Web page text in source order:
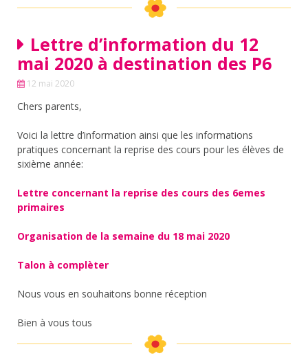
Lettre d’information du 12
mai 2020 à destination des P6
12 mai 2020
Chers parents,
Voici la lettre d’information ainsi que les informations
pratiques concernant la reprise des cours pour les élèves de
sixième année:
Lettre concernant la reprise des cours des 6emes
primaires
Organisation de la semaine du 18 mai 2020
Talon à complèter
Nous vous en souhaitons bonne réception
Bien à vous tous